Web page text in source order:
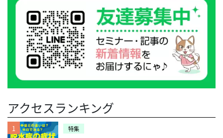
アクセスランキング
1 特集